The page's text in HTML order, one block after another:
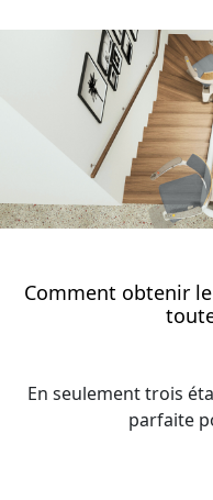
Comment obtenir
En seulement trois
parfaite